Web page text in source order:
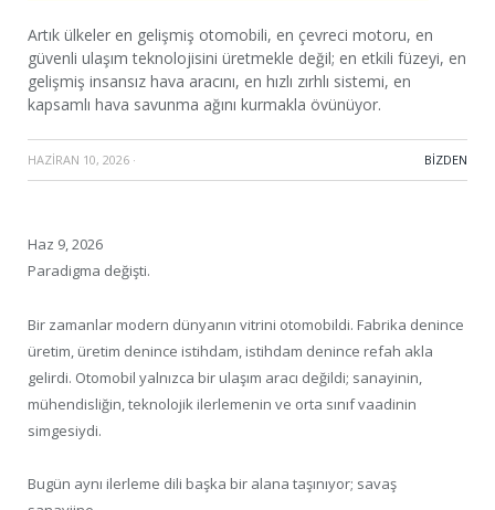
Artık ülkeler en gelişmiş otomobili, en çevreci motoru, en
güvenli ulaşım teknolojisini üretmekle değil; en etkili füzeyi, en
gelişmiş insansız hava aracını, en hızlı zırhlı sistemi, en
kapsamlı hava savunma ağını kurmakla övünüyor.
HAZIRAN 10, 2026 · BIZDEN
Haz 9, 2026
Paradigma değişti.
Bir zamanlar modern dünyanın vitrini otomobildi. Fabrika denince
üretim, üretim denince istihdam, istihdam denince refah akla
gelirdi. Otomobil yalnızca bir ulaşım aracı değildi; sanayinin,
mühendisliğin, teknolojik ilerlemenin ve orta sınıf vaadinin
simgesiydi.
Bugün aynı ilerleme dili başka bir alana taşınıyor; savaş